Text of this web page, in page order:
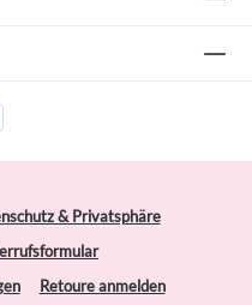
& Privatsphäre
Retoure anmelden